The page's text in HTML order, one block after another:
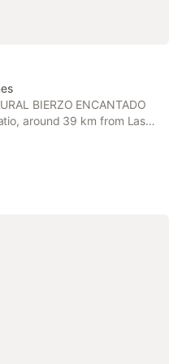
BIERZO ENCANTADO
around 39 km from Las
private entrance at the
of those who stay.